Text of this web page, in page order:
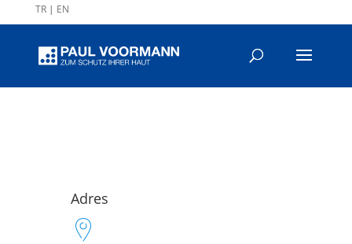
TR| EN
Adres